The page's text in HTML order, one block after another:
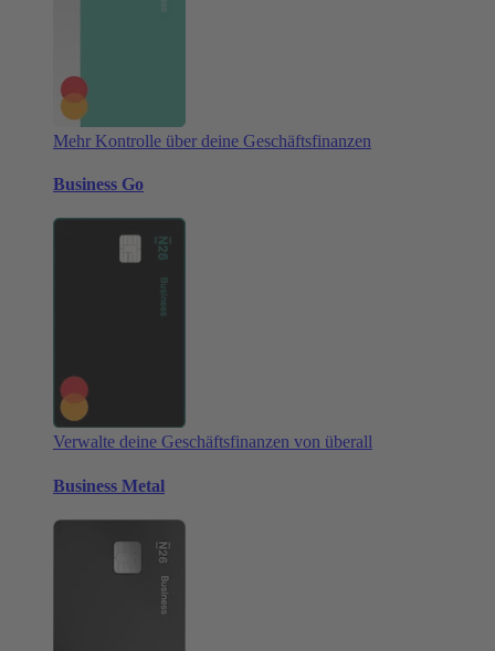
Mehr Kontrolle über deine Geschäftsfinanzen
Business Go
Verwalte deine Geschäftsfinanzen von überall
Business Metal